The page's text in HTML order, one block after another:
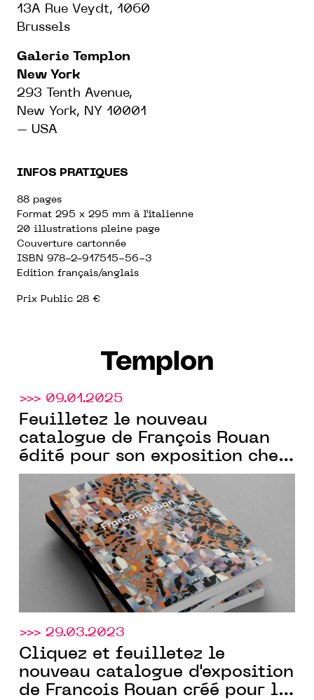
13A Rue Veydt, 1060
Brussels
Galerie Templon
New York
293 Tenth Avenue,
New York, NY 10001
– USA
INFOS PRATIQUES
88 pages
Format 295 x 295 mm à l’italienne
20 illustrations pleine page
Couverture cartonnée
ISBN 978-2-917515-56-3
Edition français/anglais
Prix Public 28 €
Templon
>>> 09.01.2025
Feuilletez le nouveau
catalogue de François Rouan
édité pour son exposition chez
TemplonNew York.
>>> 29.03.2023
Cliquez et feuilletez le
nouveau catalogue d'exposition
de Francois Rouan créé pour la